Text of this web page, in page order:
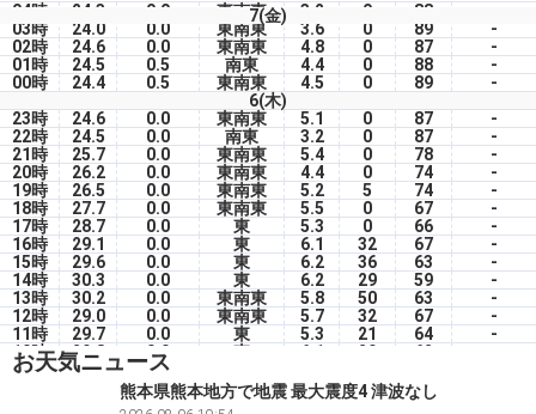
7(金)
04時 24.3 0.0 東南東 3.2 0 88
03時
24.0 0.0 東南東 3.6 0 89
-
02時
24.6 0.0 東南東 4.8 0 87
-
01時
24.5 0.5 南東 4.4 0 88
-
00時
24.4 0.5 東南東 4.5 0 89
-
6(木)
23時
24.6 0.0 東南東 5.1 0 87
-
22時
24.5 0.0 南東 3.2 0 87
-
21時
25.7 0.0 東南東 5.4 0 78
-
20時
26.2 0.0 東南東 4.4 0 74
-
19時
26.5 0.0 東南東 5.2 5 74
-
18時
27.7 0.0 東南東 5.5 0 67
-
17時
28.7 0.0 東 5.3 0 66
-
16時
29.1 0.0 東 6.1 32 67
-
15時
29.6 0.0 東 6.2 36 63
-
14時
30.3 0.0 東 6.2 29 59
-
13時
30.2 0.0 東南東 5.8 50 63
-
12時
29.0 0.0 東南東 5.7 32 67
-
11時
29.7 0.0 東 5.3 21 64
-
10時
29.8 0.0 東 6.1 29 62
09時
28.4 0.0
0.0 東南東 5.5 44 71
0.0 南東 5.9 19 74
お天気ニュース
熊本県熊本地方で地震 最大震度4 津波なし